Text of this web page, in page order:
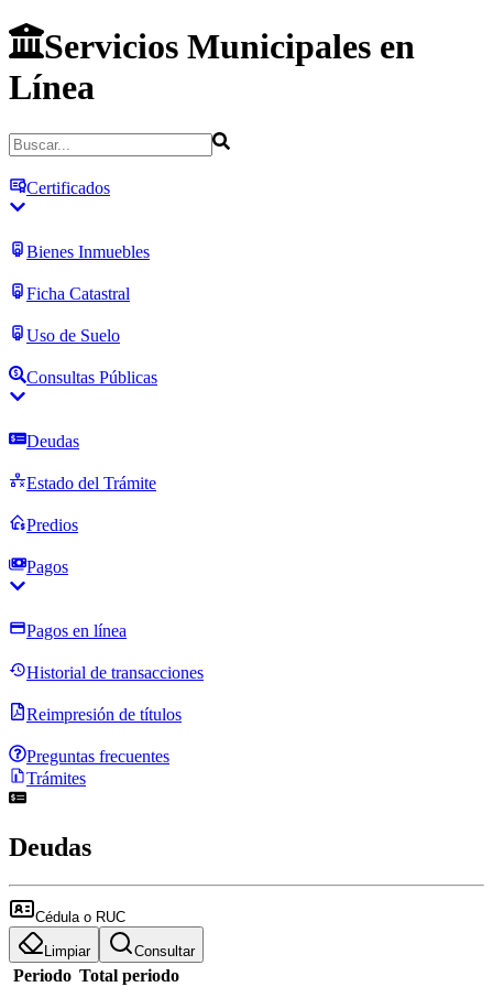
Servicios Municipales en
Línea
Certificados
Bienes Inmuebles
Ficha Catastral
Uso de Suelo
Consultas Públicas
Deudas
Estado del Trámite
Predios
Pagos
Pagos en línea
Historial de transacciones
Reimpresión de títulos
Preguntas frecuentes
Trámites
Deudas
Limpiar Consultar
Periodo Total periodo